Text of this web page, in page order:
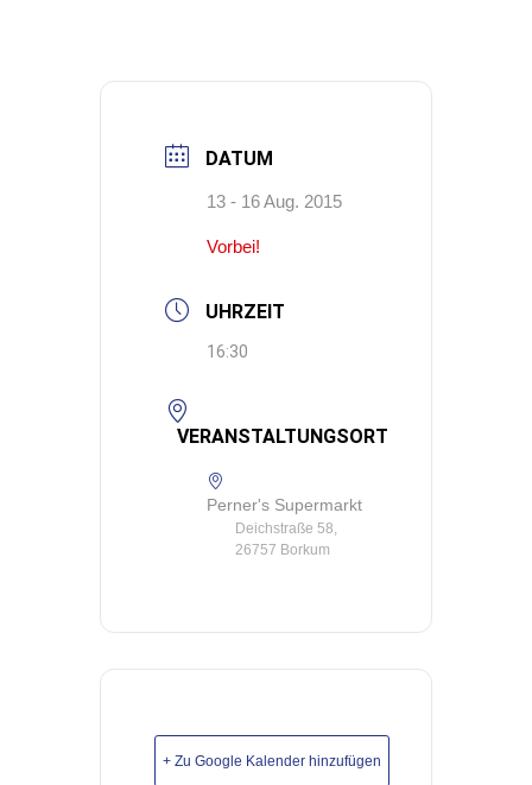
DATUM
13 - 16 Aug. 2015
Vorbei!
UHRZEIT
16:30
VERANSTALTUNGSORT
Perner's Supermarkt
Deichstraße 58,
26757 Borkum
+ Zu Google Kalender hinzufügen